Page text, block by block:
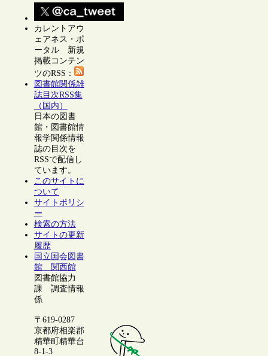
カレントアウ
ェアネス・ポ
ータル 新規
掲載コンテン
ツのRSS：
図書館関係雑
誌目次RSS集
（国内）
日本の図書
館・図書館情
報学関係情報
誌の目次を
RSSで配信し
ています。
このサイトに
ついて
サイトポリシ
ー
検索の方法
サイトの更新
履歴
国立国会図書
館 関西館
図書館協力
課 調査情報
係
〒619-0287
京都府相楽郡
精華町精華台
8-1-3